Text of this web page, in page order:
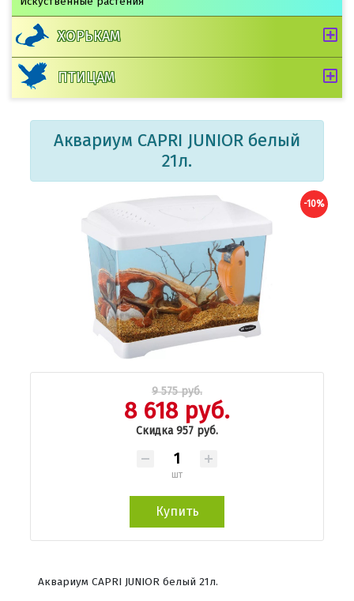
ХОРЬКАМ
ПТИЦАМ
Аквариум CAPRI JUNIOR белый
21л.
-10%
9 575 руб.
8 618 руб.
Скидка 957 руб.
шт
Купить
Аквариум CAPRI JUNIOR белый 21л.